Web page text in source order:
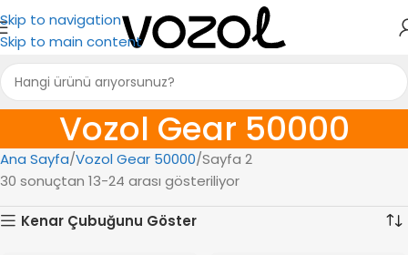
Skip to navigation
Skip to main content
Vozol Gear 50000
Ana Sayfa Vozol Gear 50000 Sayfa 2
30 sonuçtan 13-24 arası gösteriliyor
Kenar Çubuğunu Göster